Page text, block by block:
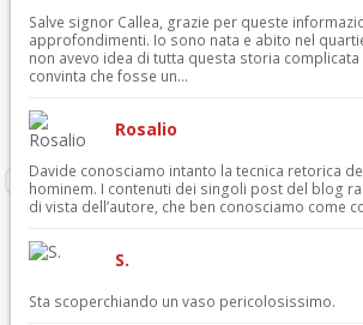
Salve signor Callea, grazie per queste
approfondimenti. Io sono nata e abito nel
non avevo idea di tutta questa storia complicata
convinta che fosse un...
Rosalio
Davide conosciamo intanto la tecnica retorica
hominem. I contenuti dei singoli post del blog
di vista dell’autore, che ben conosciamo come
S.
Sta scoperchiando un vaso pericolosissimo.